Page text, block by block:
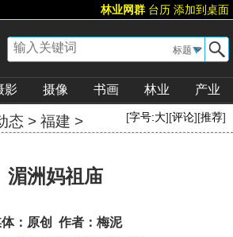
林业网群 台历 添加到桌面
▼
影 摄像 书画 林业 产业
态 > 福建 > [字号:大][评论][推荐]
湄洲妈祖庙
：原创 作者：梅泥